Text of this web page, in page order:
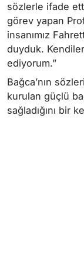
sözlerle ifade
görev yapan
insanımız
duyduk.
ediyorum.”
Bağca’nın
kurulan güçlü
sağladığını bir